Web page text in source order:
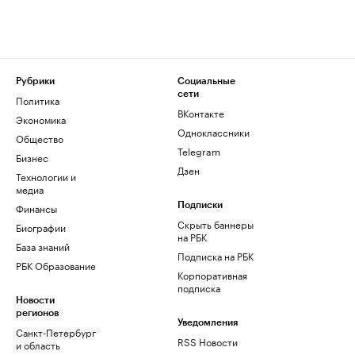
Рубрики
Политика
Экономика
Общество
Бизнес
Технологии и
медиа
Финансы
Биографии
База знаний
РБК Образование
Новости
регионов
Санкт-Петербург
и область
Социальные
сети
ВКонтакте
Одноклассники
Telegram
Дзен
Подписки
Скрыть баннеры
на РБК
Подписка на РБК
Корпоративная
подписка
Уведомления
RSS Новости